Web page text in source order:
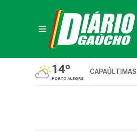
14º
PORTO ALEGRE
CAPAÚLTIMAS